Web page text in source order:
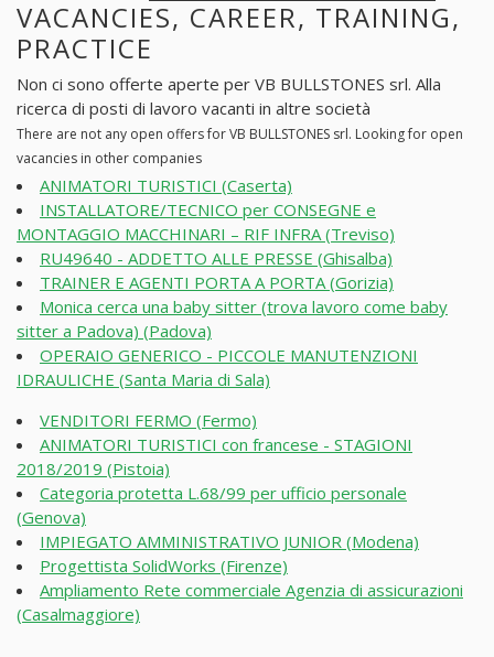
VACANCIES, CAREER, TRAINING,
PRACTICE
Non ci sono offerte aperte per VB BULLSTONES srl. Alla
ricerca di posti di lavoro vacanti in altre società
There are not any open offers for VB BULLSTONES srl. Looking for open
vacancies in other companies
ANIMATORI TURISTICI (Caserta)
INSTALLATORE/TECNICO per CONSEGNE e
MONTAGGIO MACCHINARI – RIF INFRA (Treviso)
RU49640 - ADDETTO ALLE PRESSE (Ghisalba)
TRAINER E AGENTI PORTA A PORTA (Gorizia)
Monica cerca una baby sitter (trova lavoro come baby
sitter a Padova) (Padova)
OPERAIO GENERICO - PICCOLE MANUTENZIONI
IDRAULICHE (Santa Maria di Sala)
VENDITORI FERMO (Fermo)
ANIMATORI TURISTICI con francese - STAGIONI
2018/2019 (Pistoia)
Categoria protetta L.68/99 per ufficio personale
(Genova)
IMPIEGATO AMMINISTRATIVO JUNIOR (Modena)
Progettista SolidWorks (Firenze)
Ampliamento Rete commerciale Agenzia di assicurazioni
(Casalmaggiore)